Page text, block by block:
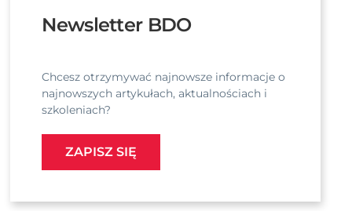
Newsletter BDO
Chcesz otrzymywać najnowsze informacje o
najnowszych artykułach, aktualnościach i
szkoleniach?
ZAPISZ SIĘ